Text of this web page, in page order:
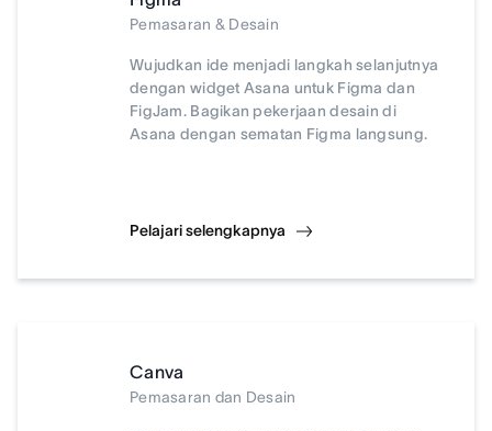
Pemasaran & Desain
Wujudkan ide menjadi langkah selanjutnya
dengan widget Asana untuk Figma dan
FigJam. Bagikan pekerjaan desain di
Asana dengan sematan Figma langsung.
Pelajari selengkapnya
Canva
Pemasaran dan Desain